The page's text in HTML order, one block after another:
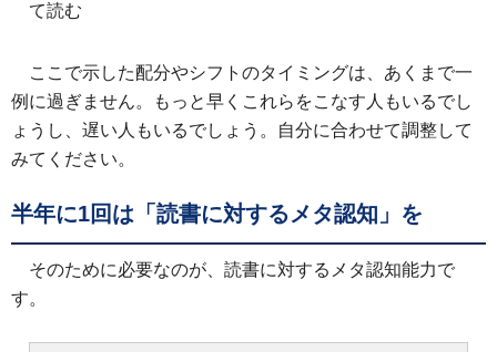
て読む
ここで示した配分やシフトのタイミングは、あくまで一
例に過ぎません。もっと早くこれらをこなす人もいるでし
ょうし、遅い人もいるでしょう。自分に合わせて調整して
みてください。
半年に1回は「読書に対するメタ認知」を
そのために必要なのが、読書に対するメタ認知能力で
す。